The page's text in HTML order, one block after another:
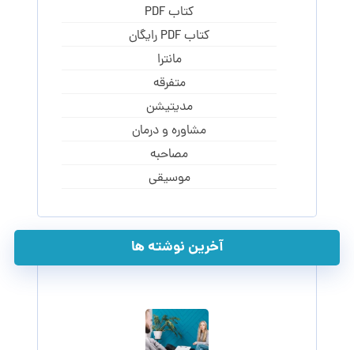
کتاب PDF
کتاب PDF رایگان
مانترا
متفرقه
مدیتیشن
مشاوره و درمان
مصاحبه
موسیقی
آخرین نوشته ها